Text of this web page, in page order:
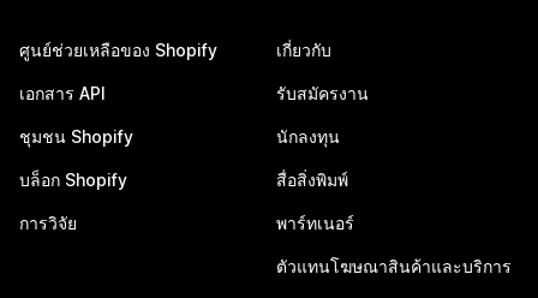
ศูนย์ช่วยเหลือของ Shopify
เอกสาร API
ชุมชน Shopify
บล็อก Shopify
การวิจัย
เกี่ยวกับ
รับสมัครงาน
นักลงทุน
สื่อสิ่งพิมพ์
พาร์ทเนอร์
ตัวแทนโฆษณาสินค้าและบริการ